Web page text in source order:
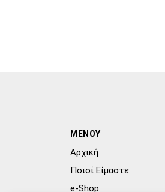
ΜΕΝΟΥ
Αρχική
Ποιοί Είμαστε
e-Shop